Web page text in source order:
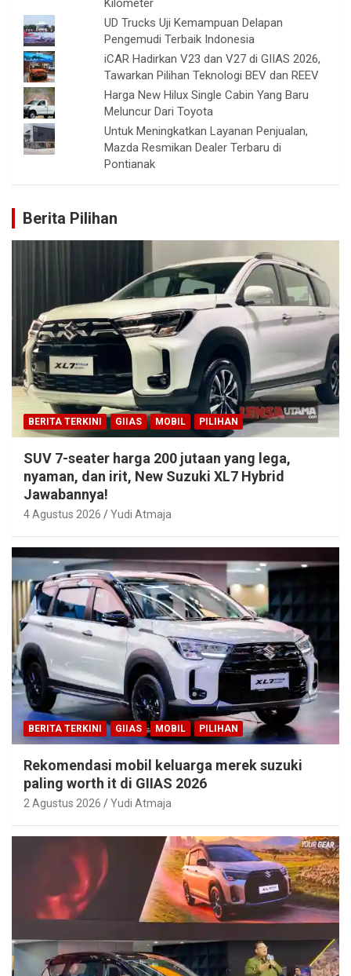
Kilometer
UD Trucks Uji Kemampuan Delapan
Pengemudi Terbaik Indonesia
iCAR Hadirkan V23 dan V27 di GIIAS 2026,
Tawarkan Pilihan Teknologi BEV dan REEV
Harga New Hilux Single Cabin Yang Baru
Meluncur Dari Toyota
Untuk Meningkatkan Layanan Penjualan,
Mazda Resmikan Dealer Terbaru di
Pontianak
Berita Pilihan
BERITA TERKINI GIIAS MOBIL PILIHAN
SUV 7-seater harga 200 jutaan yang lega,
nyaman, dan irit, New Suzuki XL7 Hybrid
Jawabannya!
4 Agustus 2026 Yudi Atmaja
BERITA TERKINI GIIAS MOBIL PILIHAN
Rekomendasi mobil keluarga merek suzuki
paling worth it di GIIAS 2026
2 Agustus 2026 Yudi Atmaja